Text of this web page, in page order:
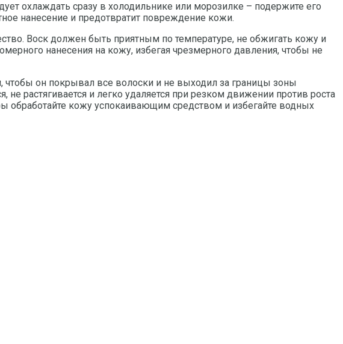
охлаждать сразу в холодильнике или морозилке – подержите его
нанесение и предотвратит повреждение кожи.
Воск должен быть приятным по температуре, не обжигать кожу и
нанесения на кожу, избегая чрезмерного давления, чтобы не
он покрывал все волоски и не выходил за границы зоны
растягивается и легко удаляется при резком движении против роста
кожу успокаивающим средством и избегайте водных